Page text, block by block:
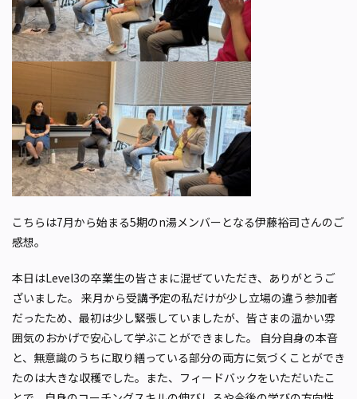
こちらは7月から始まる5期のn湯メンバーとなる伊藤裕司さんのご
感想。
本日はLevel3の卒業生の皆さまに混ぜていただき、ありがとうご
ざいました。 来月から受講予定の私だけが少し立場の違う参加者
だったため、最初は少し緊張していましたが、皆さまの温かい雰
囲気のおかげで安心して学ぶことができました。 自分自身の本音
と、無意識のうちに取り繕っている部分の両方に気づくことができ
たのは大きな収穫でした。また、フィードバックをいただいたこ